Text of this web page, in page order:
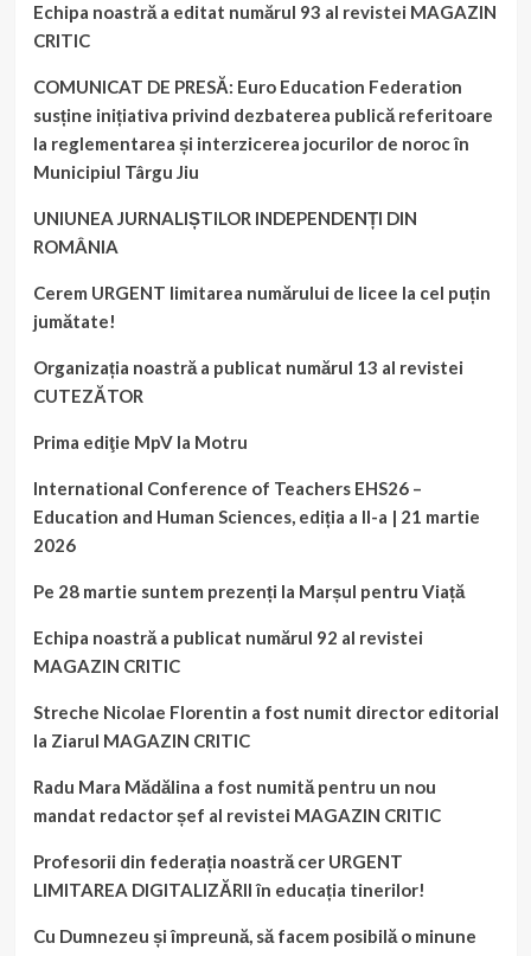
Echipa noastră a editat numărul 93 al revistei MAGAZIN
CRITIC
COMUNICAT DE PRESĂ: Euro Education Federation
susține inițiativa privind dezbaterea publică referitoare
la reglementarea și interzicerea jocurilor de noroc în
Municipiul Târgu Jiu
UNIUNEA JURNALIȘTILOR INDEPENDENȚI DIN
ROMÂNIA
Cerem URGENT limitarea numărului de licee la cel puțin
jumătate!
Organizația noastră a publicat numărul 13 al revistei
CUTEZĂTOR
Prima ediţie MpV la Motru
International Conference of Teachers EHS26 –
Education and Human Sciences, ediția a II-a | 21 martie
2026
Pe 28 martie suntem prezenți la Marșul pentru Viață
Echipa noastră a publicat numărul 92 al revistei
MAGAZIN CRITIC
Streche Nicolae Florentin a fost numit director editorial
la Ziarul MAGAZIN CRITIC
Radu Mara Mădălina a fost numită pentru un nou
mandat redactor șef al revistei MAGAZIN CRITIC
Profesorii din federația noastră cer URGENT
LIMITAREA DIGITALIZĂRII în educația tinerilor!
Cu Dumnezeu și împreună, să facem posibilă o minune